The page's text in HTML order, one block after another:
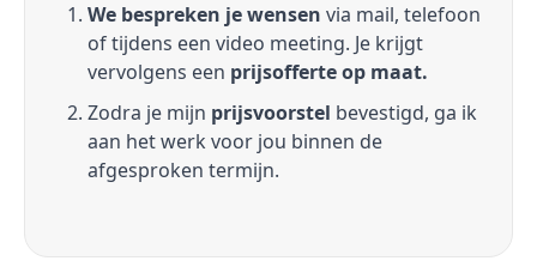
We bespreken je wensen via mail, telefoon
of tijdens een video meeting. Je krijgt
vervolgens een prijsofferte op maat.
Zodra je mijn prijsvoorstel bevestigd, ga ik
aan het werk voor jou binnen de
afgesproken termijn.